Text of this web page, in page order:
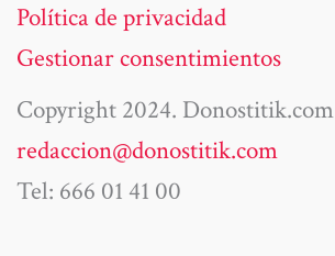
Política de privacidad
Gestionar consentimientos
Copyright 2024. Donostitik.com
redaccion@donostitik.com
Tel: 666 01 41 00